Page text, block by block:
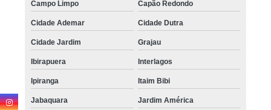
Campo Limpo Capão Redondo
Cidade Ademar Cidade Dutra
Cidade Jardim Grajau
Ibirapuera Interlagos
Ipiranga Itaim Bibi
Jabaquara Jardim América